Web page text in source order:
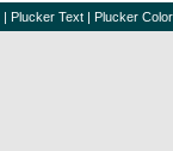
| Plucker Text | Plucker Color